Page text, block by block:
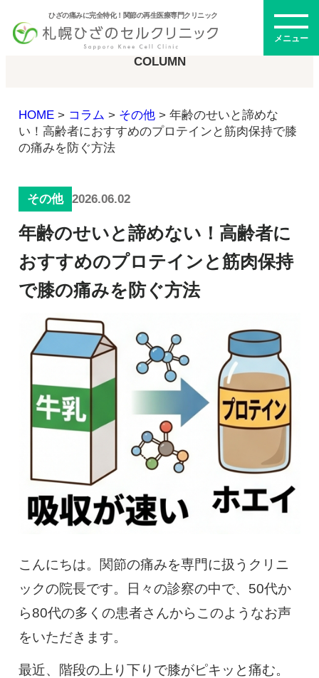
ひざの痛みに完全特化！関節の再生医療専門クリニック
メニュー
初めての方へ
ひざの再生医療とは
幹細胞治療
PRP治療
慢性疼痛
再生医療とは
ドクター紹介
症例
よくある質問
クリニック紹介
予約フォーム
治療電話相談はこちら
0120-117-560
コラム
COLUMN
HOME> コラム > その他> 年齢のせいと諦めな
い！高齢者におすすめのプロテインと筋肉保持で膝
の痛みを防ぐ方法
その他 2026.06.02
年齢のせいと諦めない！高齢者に
おすすめのプロテインと筋肉保持
で膝の痛みを防ぐ方法
こんにちは。関節の痛みを専門に扱うクリニ
ックの院長です。日々の診察の中で、50代か
ら80代の多くの患者さんからこのようなお声
をいただきます。
最近、階段の上り下りで膝がピキッと痛む。